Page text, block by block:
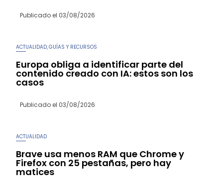
Publicado el 03/08/2026
ACTUALIDAD,GUÍAS Y RECURSOS
Europa obliga a identificar parte del
contenido creado con IA: estos son los
casos
Publicado el 03/08/2026
ACTUALIDAD
Brave usa menos RAM que Chrome y
Firefox con 25 pestañas, pero hay
matices